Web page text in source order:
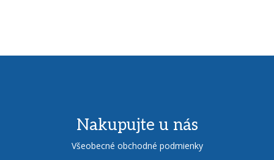
Nakupujte u nás
Všeobecné obchodné podmienky